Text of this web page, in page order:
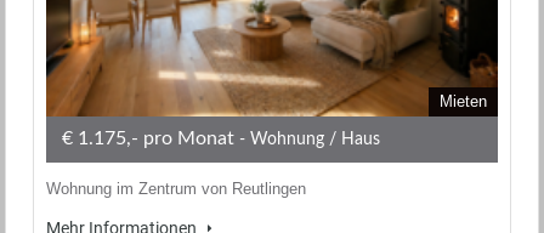
Mieten
€ 1.175,- pro Monat - Wohnung / Haus
Wohnung im Zentrum von Reutlingen
Mehr Informationen